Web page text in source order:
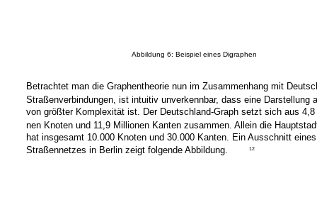
Abbildung 6: Beispiel eines Digraphen
Betrachtet man die Graphentheorie nun im Zusammenhang mit
Straßenverbindungen, ist intuitiv unverkennbar, dass eine Darstellung
von größter Komplexität ist. Der Deutschland-Graph setzt sich aus 4,8
nen Knoten und 11,9 Millionen Kanten zusammen. Allein die
hat insgesamt 10.000 Knoten und 30.000 Kanten. Ein Ausschnitt
Straßennetzes in Berlin zeigt folgende Abbildung.
12